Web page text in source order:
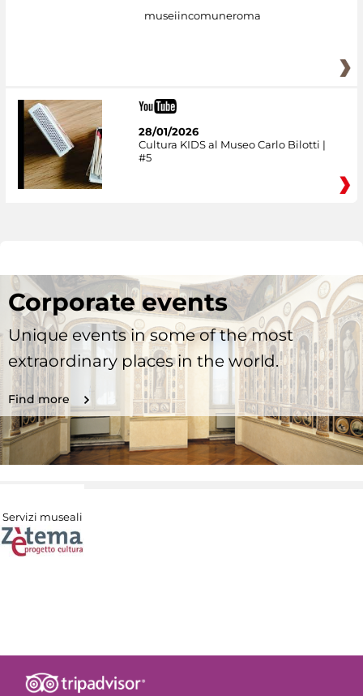
museiincomuneroma
28/01/2026
Cultura KIDS al Museo Carlo Bilotti |
#5
Corporate events
Unique events in some of the most
extraordinary places in the world.
Find more
Servizi museali